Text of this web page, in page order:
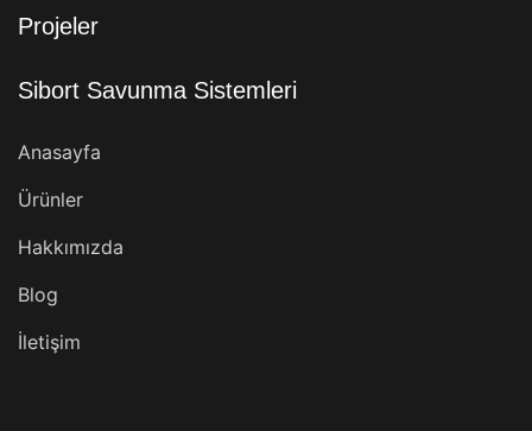
Projeler
Sibort Savunma Sistemleri
Anasayfa
Ürünler
Hakkımızda
Blog
İletişim